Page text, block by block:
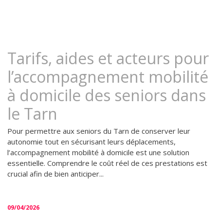
Tarifs, aides et acteurs pour
l’accompagnement mobilité
à domicile des seniors dans
le Tarn
Pour permettre aux seniors du Tarn de conserver leur
autonomie tout en sécurisant leurs déplacements,
l’accompagnement mobilité à domicile est une solution
essentielle. Comprendre le coût réel de ces prestations est
crucial afin de bien anticiper...
09/04/2026